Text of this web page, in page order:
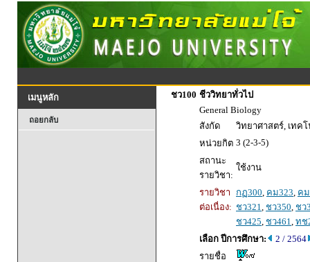
เมนูหลัก
ถอยกลับ
ชว100 ชีววิทยาทั่วไป
General Biology
สังกัด
วิทยาศาสตร์, เทค
หน่วยกิต 3 (2-3-5)
สถานะ
รายวิชา:
ใช้งาน
รายวิชา
ต่อเนื่อง:
กฏ300, คม323, ค
ชว321, ชว350, ชว
ชว425, ชว461, ทช
เลือก ปีการศึกษา:
2 / 2564
รายชื่อ